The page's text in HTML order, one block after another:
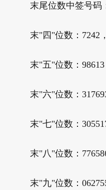
末尾位数中签号码
末"四"位数：7242
末"五"位数：98613
末"六"位数：
末"七"位数：
末"八"位数：
末"九"位数：